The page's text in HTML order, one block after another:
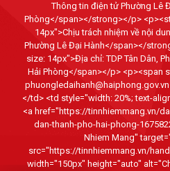
NGƯỜI CÓ CÔNG NHÂN DỊP KỶ NIỆM
KHAI MẠC GIẢI BÓNG ĐÁ THIẾU NHI
2026
CHIẾN DỊCH 500 NGÀY ĐÊM ĐẨY
ĐỊNH DANH TÍNH HÀI CỐT LIỆT SĨ
HƯỚNG DẪN KÊ KHAI, ĐĂNG KÝ ĐẤT
CÁ NHÂN ĐANG SỬ DỤNG ĐẤT
PHƯỜNG LÊ ĐẠI HÀNH TỔ CHỨC HỘI
Thông tin điện tử Phường Lê
Phòng</span></strong></p>
14px">Chịu trách nhiệm về nội
Phường Lê Đại Hành</span></
size: 14px">Địa chỉ: TDP Tân Dân,
Hải Phòng</span></p> <p><span
</td> <td style="width: 20%; text-
<a href="https://tinnhiemmang.vn/
dan-thanh-pho-hai-phong-
Nhiem Mang"
src="https://tinnhiemmang.vn/
width="150px" height="auto"